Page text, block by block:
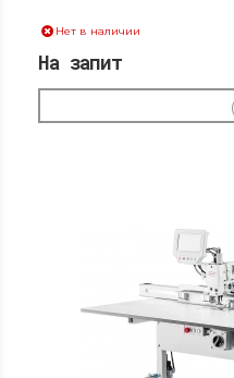
Нет в наличии
На запит